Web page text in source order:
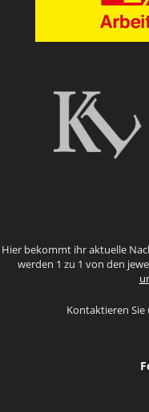
Hier bekommt ihr aktuelle
werden 1 zu 1 von den
Kontaktieren Sie